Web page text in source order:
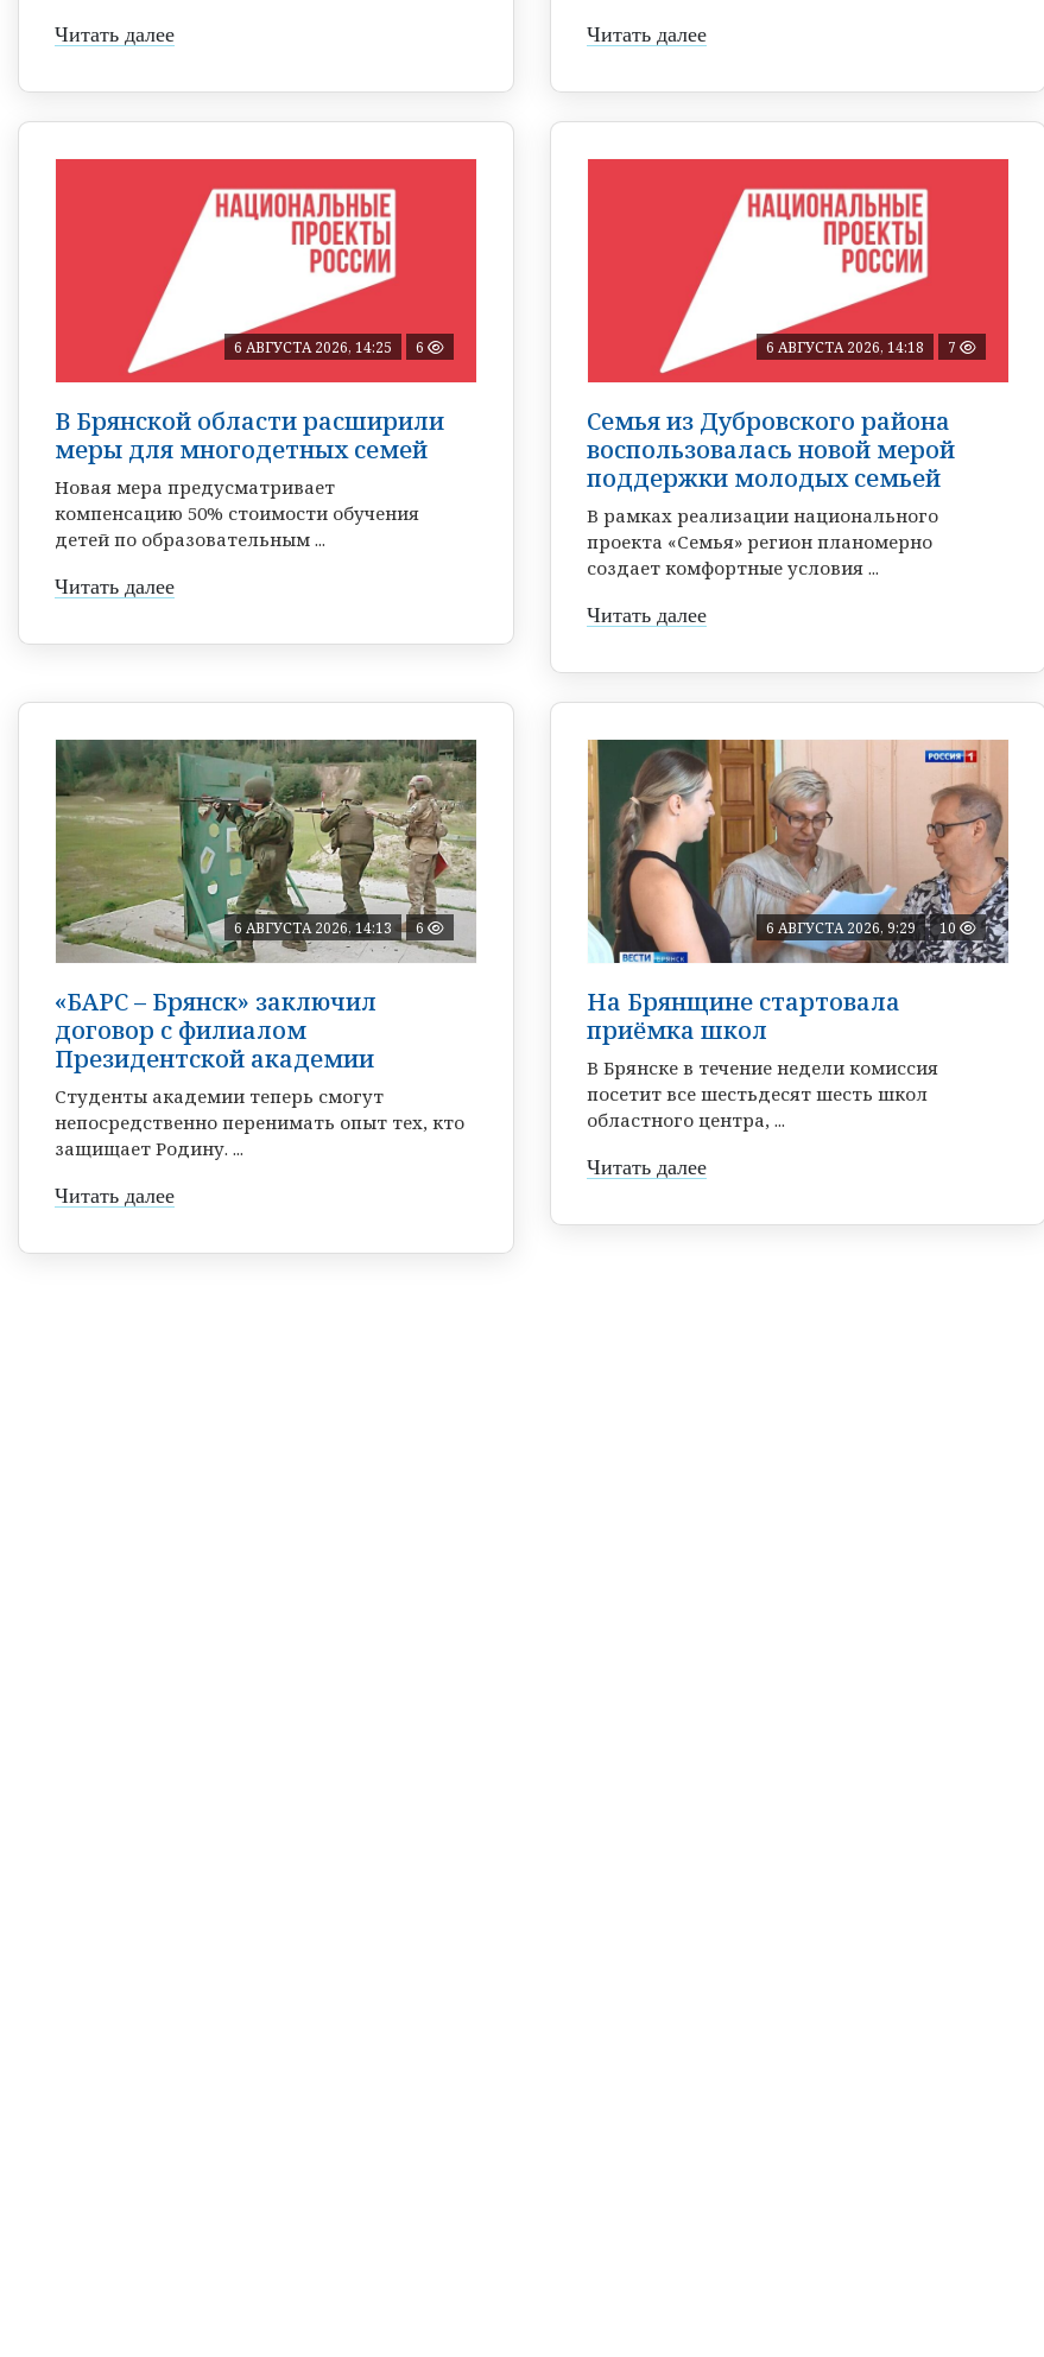
Читать далее
Читать далее
6 АВГУСТА 2026, 14:25 6
В Брянской области расширили
меры для многодетных семей
Новая мера предусматривает
компенсацию 50% стоимости обучения
детей по образовательным ...
Читать далее
6 АВГУСТА 2026, 14:18 7
Семья из Дубровского района
воспользовалась новой мерой
поддержки молодых семьей
В рамках реализации национального
проекта «Семья» регион планомерно
создает комфортные условия ...
Читать далее
6 АВГУСТА 2026, 14:13 6
«БАРС – Брянск» заключил
договор с филиалом
Президентской академии
Студенты академии теперь смогут
непосредственно перенимать опыт тех, кто
защищает Родину. ...
Читать далее
6 АВГУСТА 2026, 9:29 10
На Брянщине стартовала
приёмка школ
В Брянске в течение недели комиссия
посетит все шестьдесят шесть школ
областного центра, ...
Читать далее